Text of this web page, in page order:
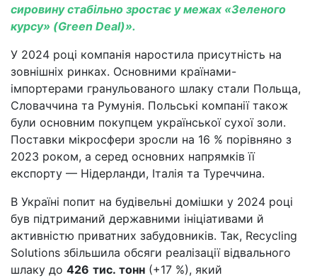
сировину стабільно зростає у межах «Зеленого
курсу» (Green Deal)».
У 2024 році компанія наростила присутність на
зовнішніх ринках. Основними країнами-
імпортерами гранульованого шлаку стали Польща,
Словаччина та Румунія. Польські компанії також
були основним покупцем української сухої золи.
Поставки мікросфери зросли на 16 % порівняно з
2023 роком, а серед основних напрямків її
експорту — Нідерланди, Італія та Туреччина.
В Україні попит на будівельні домішки у 2024 році
був підтриманий державними ініціативами й
активністю приватних забудовників. Так, Recycling
Solutions збільшила обсяги реалізації відвального
шлаку до 426 тис. тонн ‍(+17 %), який